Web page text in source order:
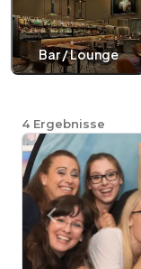
Bar / Lounge
4 Ergebnisse